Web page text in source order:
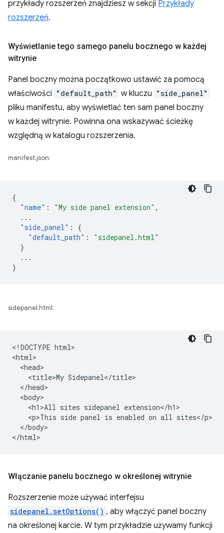
przykłady rozszerzeń znajdziesz w sekcji Przykłady
rozszerzeń.
Wyświetlanie tego samego panelu bocznego w każdej
witrynie
Panel boczny można początkowo ustawić za pomocą
właściwości "default_path" w kluczu "side_panel"
pliku manifestu, aby wyświetlać ten sam panel boczny
w każdej witrynie. Powinna ona wskazywać ścieżkę
względną w katalogu rozszerzenia.
manifest.json:
{
"name" : "My side panel extension" ,
...
"side_panel" :
{
"default_path" :
"sidepanel.html"
}
...
}
sidepanel.html:
<!DOCTYPE html>
<html>
  <head>
    <title>My Sidepanel</title>
  </head>
  <body>
    <h1>All sites sidepanel extension</h1>
    <p>This side panel is enabled on all sites</p>
  </body>
Włączanie panelu bocznego w określonej witrynie
Rozszerzenie może używać interfejsu
sidepanel.setOptions() , aby włączyć panel boczny
na określonej karcie. W tym przykładzie używamy funkcji